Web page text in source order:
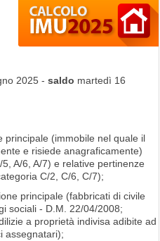
2025 - saldo martedì 16
principale (immobile nel quale il
e risiede anagraficamente)
A/6, A/7) e relative pertinenze
C/2, C/6, C/7);
principale (fabbricati di civile
sociali - D.M. 22/04/2008;
a proprietà indivisa adibite ad
assegnatari);